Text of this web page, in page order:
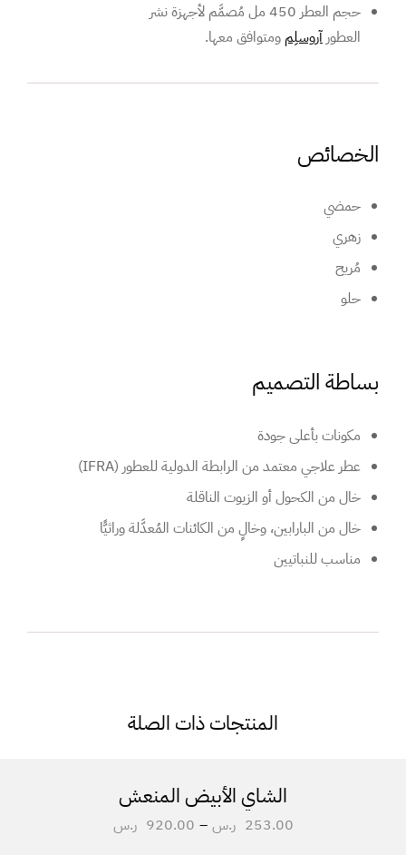
حجم العطر 450 مل مُصمَّم لأجهزة نشر
العطور آروسلِم ومتوافق معها.
الخصائص
حمضي
زهري
مُريح
حلو
بساطة التصميم
مكونات بأعلى جودة
عطر علاجي معتمد من الرابطة الدولية للعطور (IFRA)
خال من الكحول أو الزيوت الناقلة
خال من البارابين، وخالٍ من الكائنات المُعدَّلة وراثيًّا
مناسب للنباتيين
المنتجات ذات الصلة
الشاي الأبيض المنعش
253.00 ر.س –
920.00 ر.س